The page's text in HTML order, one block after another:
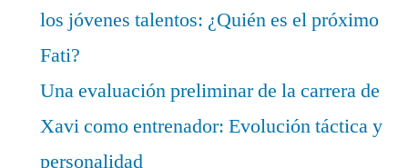
los jóvenes talentos: ¿Quién es el próximo
Fati?
Una evaluación preliminar de la carrera de
Xavi como entrenador: Evolución táctica y
personalidad